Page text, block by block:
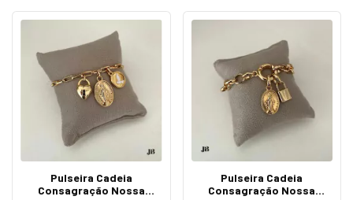
Pulseira Cadeia
Consagração Nossa
Pulseira Cadeia
Consagração Nossa